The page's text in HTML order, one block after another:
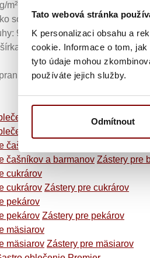
Tato webová stránka
K personalizaci obsahu a
cookie. Informace o tom,
tyto údaje mohou
používáte jejich služby.
Odmítnout
m², 65% recyklovaný polyester,
so zipsom, 2 bočné vrecká,
90cm dlhé, látkový pásik s
72cm
prateľné na 85°, prateľné na
čašníkov a barmanov
čašníkov a barmanov Zástery pre
cukrárov
cukrárov Zástery pre cukrárov
pekárov
pekárov Zástery pre pekárov
mäsiarov
mäsiarov Zástery pre mäsiarov